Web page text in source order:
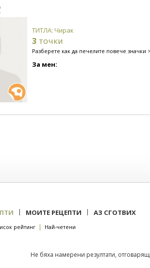
ТИТЛА: Чирак
3 точки
Разберете как да печелите повече значки
За мен:
| МОИТЕ РЕЦЕПТИ | АЗ СГОТВИХ
рейтинг | Най-четени
Не бяха намерени резултати,